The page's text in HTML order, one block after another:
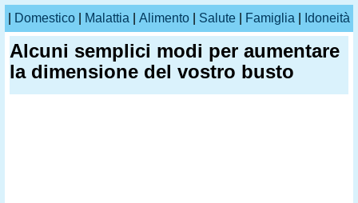
Domestico Malattia Alimento Salute Famiglia Idoneità
Alcuni semplici modi per aumentare
la dimensione del vostro busto